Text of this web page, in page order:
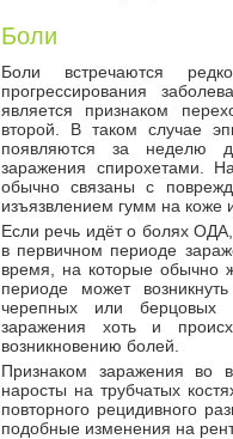
Боли
Боли встречаются
прогрессирования
является признаком
второй. В таком случае
появляются за неделю
заражения спирохетами.
обычно связаны с
изъязвлением гумм на коже
Если речь идёт о болях
в первичном периоде
время, на которые обычно
периоде может
черепных или берцовых
заражения хоть и
возникновению болей.
Признаком заражения во
наросты на трубчатых
повторного рецидивного
подобные изменения на